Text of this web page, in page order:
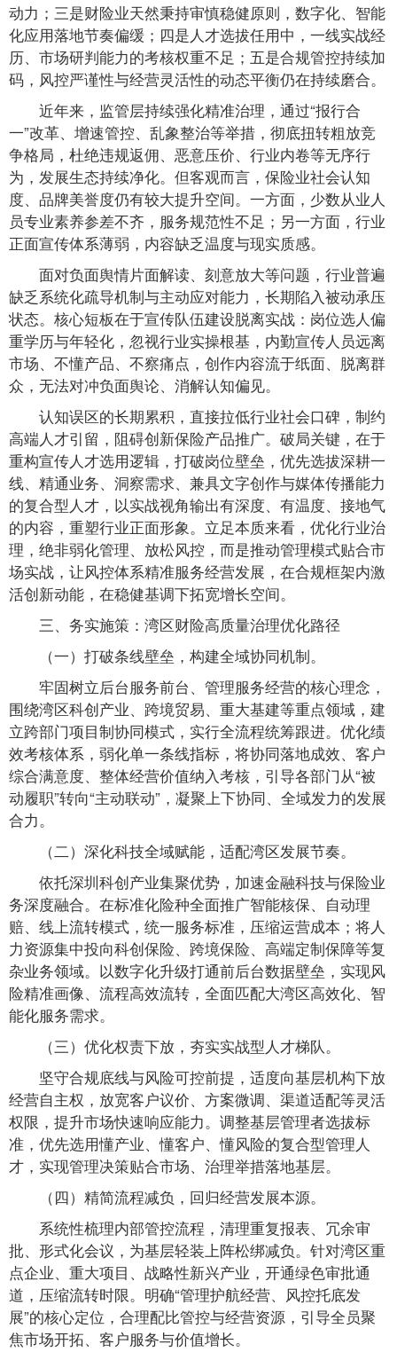
动力；三是财险业天然秉持审慎稳健原则，数字化、智能
化应用落地节奏偏缓；四是人才选拔任用中，一线实战经
历、市场研判能力的考核权重不足；五是合规管控持续加
码，风控严谨性与经营灵活性的动态平衡仍在持续磨合。
近年来，监管层持续强化精准治理，通过“报行合
一”改革、增速管控、乱象整治等举措，彻底扭转粗放竞
争格局，杜绝违规返佣、恶意压价、行业内卷等无序行
为，发展生态持续净化。但客观而言，保险业社会认知
度、品牌美誉度仍有较大提升空间。一方面，少数从业人
员专业素养参差不齐，服务规范性不足；另一方面，行业
正面宣传体系薄弱，内容缺乏温度与现实质感。
面对负面舆情片面解读、刻意放大等问题，行业普遍
缺乏系统化疏导机制与主动应对能力，长期陷入被动承压
状态。核心短板在于宣传队伍建设脱离实战：岗位选人偏
重学历与年轻化，忽视行业实操根基，内勤宣传人员远离
市场、不懂产品、不察痛点，创作内容流于纸面、脱离群
众，无法对冲负面舆论、消解认知偏见。
认知误区的长期累积，直接拉低行业社会口碑，制约
高端人才引留，阻碍创新保险产品推广。破局关键，在于
重构宣传人才选用逻辑，打破岗位壁垒，优先选拔深耕一
线、精通业务、洞察需求、兼具文字创作与媒体传播能力
的复合型人才，以实战视角输出有深度、有温度、接地气
的内容，重塑行业正面形象。立足本质来看，优化行业治
理，绝非弱化管理、放松风控，而是推动管理模式贴合市
场实战，让风控体系精准服务经营发展，在合规框架内激
活创新动能，在稳健基调下拓宽增长空间。
三、务实施策：湾区财险高质量治理优化路径
（一）打破条线壁垒，构建全域协同机制。
牢固树立后台服务前台、管理服务经营的核心理念，
围绕湾区科创产业、跨境贸易、重大基建等重点领域，建
立跨部门项目制协同模式，实行全流程统筹跟进。优化绩
效考核体系，弱化单一条线指标，将协同落地成效、客户
综合满意度、整体经营价值纳入考核，引导各部门从“被
动履职”转向“主动联动”，凝聚上下协同、全域发力的发展
合力。
（二）深化科技全域赋能，适配湾区发展节奏。
依托深圳科创产业集聚优势，加速金融科技与保险业
务深度融合。在标准化险种全面推广智能核保、自动理
赔、线上流转模式，统一服务标准，压缩运营成本；将人
力资源集中投向科创保险、跨境保险、高端定制保障等复
杂业务领域。以数字化升级打通前后台数据壁垒，实现风
险精准画像、流程高效流转，全面匹配大湾区高效化、智
能化服务需求。
（三）优化权责下放，夯实实战型人才梯队。
坚守合规底线与风险可控前提，适度向基层机构下放
经营自主权，放宽客户议价、方案微调、渠道适配等灵活
权限，提升市场快速响应能力。调整基层管理者选拔标
准，优先选用懂产业、懂客户、懂风险的复合型管理人
才，实现管理决策贴合市场、治理举措落地基层。
（四）精简流程减负，回归经营发展本源。
系统性梳理内部管控流程，清理重复报表、冗余审
批、形式化会议，为基层轻装上阵松绑减负。针对湾区重
点企业、重大项目、战略性新兴产业，开通绿色审批通
道，压缩流转时限。明确“管理护航经营、风控托底发
展”的核心定位，合理配比管控与经营资源，引导全员聚
焦市场开拓、客户服务与价值增长。